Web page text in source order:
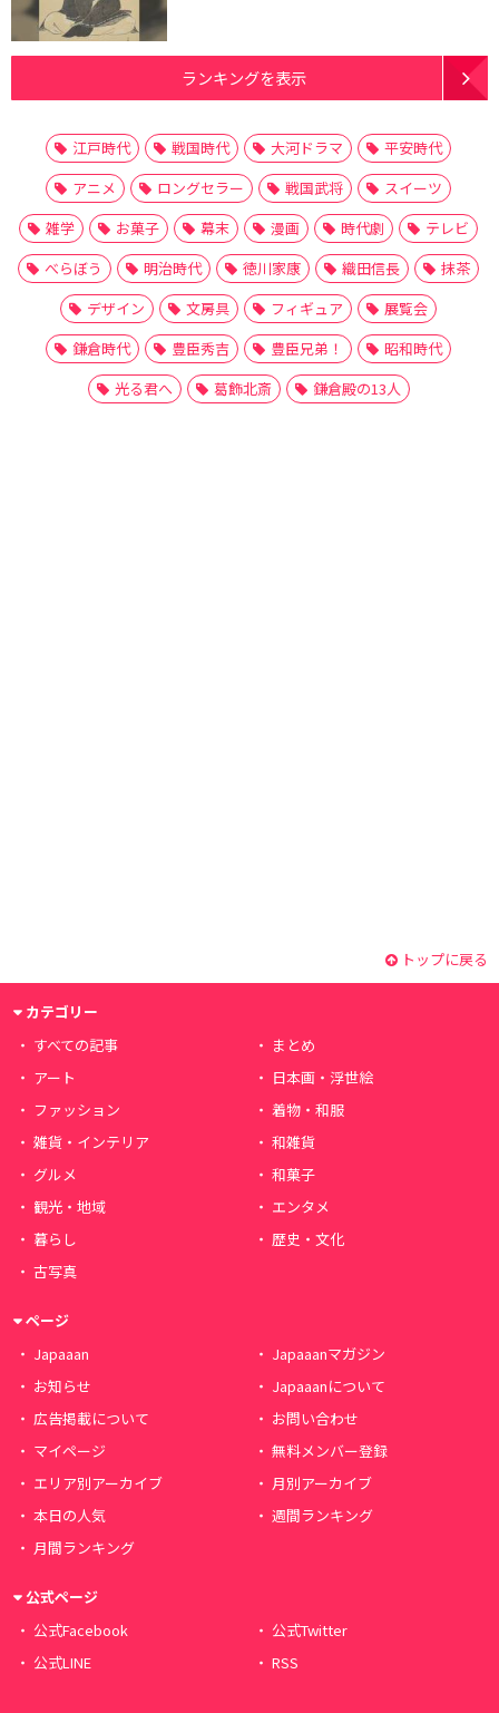
ランキングを表示
江戸時代 戦国時代 大河ドラマ
平安時代
アニメ
ロングセラー 戦国武将
スイーツ
雑学
お菓子 幕末 漫画 時代劇
テレビ
べらぼう
明治時代 徳川家康 織田信長
抹茶
デザイン
文房具 フィギュア
展覧会
鎌倉時代
豊臣秀吉 豊臣兄弟！
昭和時代
光る君へ
葛飾北斎 鎌倉殿の13人
トップに戻る
カテゴリー
すべての記事
まとめ
アート
日本画・浮世絵
ファッション
着物・和服
雑貨・インテリア
和雑貨
グルメ
和菓子
観光・地域
エンタメ
暮らし
歴史・文化
古写真
ページ
Japaaan
Japaaanマガジン
お知らせ
Japaaanについて
広告掲載について
お問い合わせ
マイページ
無料メンバー登録
エリア別アーカイブ
月別アーカイブ
本日の人気
週間ランキング
月間ランキング
公式ページ
公式Facebook
公式Twitter
公式LINE
RSS